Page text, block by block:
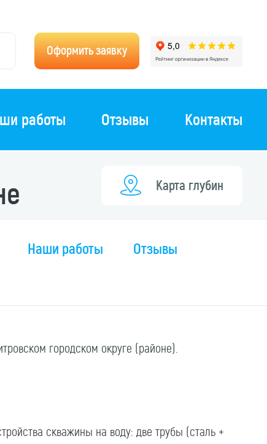
Оформить заявку
работы Отзывы Контакты
Карта глубин
Наши работы
Отзывы
городском округе (районе).
скважины на воду: две трубы (сталь +